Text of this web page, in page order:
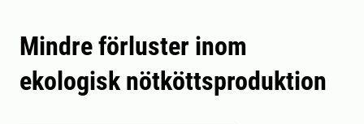
Mindre förluster inom
ekologisk nötköttsproduktion